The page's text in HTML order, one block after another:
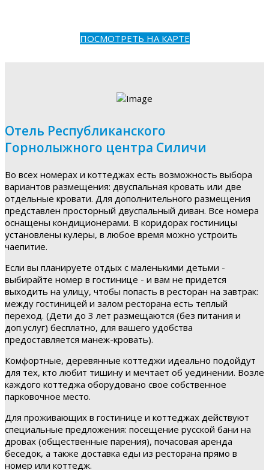
ПОСМОТРЕТЬ НА КАРТЕ
Отель Республиканского
Горнолыжного центра Силичи
Во всех номерах и коттеджах есть возможность выбора
вариантов размещения: двуспальная кровать или две
отдельные кровати. Для дополнительного размещения
представлен просторный двуспальный диван. Все номера
оснащены кондиционерами. В коридорах гостиницы
установлены кулеры, в любое время можно устроить
чаепитие.
Если вы планируете отдых с маленькими детьми -
выбирайте номер в гостинице - и вам не придется
выходить на улицу, чтобы попасть в ресторан на завтрак:
между гостиницей и залом ресторана есть теплый
переход. (Дети до 3 лет размещаются (без питания и
доп.услуг) бесплатно, для вашего удобства
предоставляется манеж-кровать).
Комфортные, деревянные коттеджи идеально подойдут
для тех, кто любит тишину и мечтает об уединении. Возле
каждого коттеджа оборудовано свое собственное
парковочное место.
Для проживающих в гостинице и коттеджах действуют
специальные предложения: посещение русской бани на
дровах (общественные парения), почасовая аренда
беседок, а также доставка еды из ресторана прямо в
номер или коттедж.